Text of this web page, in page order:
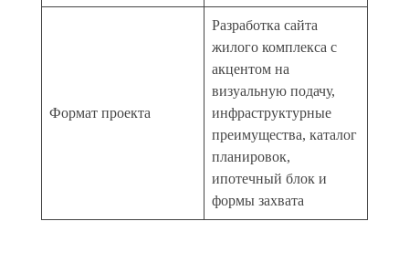
Формат проекта
Разработка сайта
жилого комплекса с
акцентом на
визуальную подачу,
инфраструктурные
преимущества, каталог
планировок,
ипотечный блок и
формы захвата